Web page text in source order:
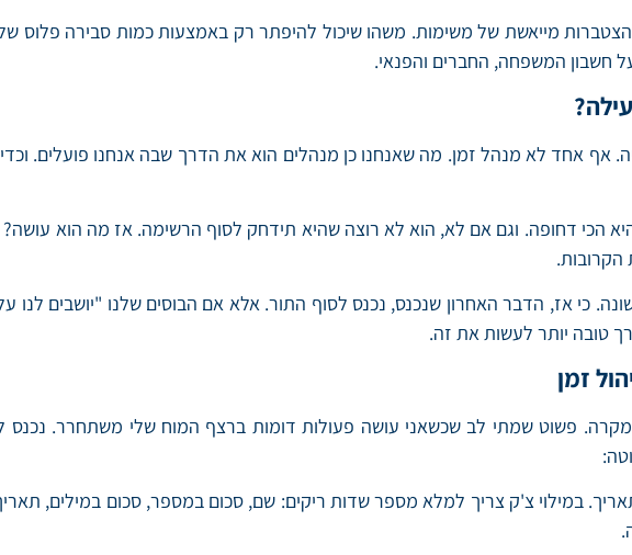
מייאשת של משימות. משהו שיכול להיפתר רק באמצעות כמות סבירה פלוס
חשבון המשפחה, החברים והפנאי.
אף אחד לא מנהל זמן. מה שאנחנו כן מנהלים הוא את הדרך שבה אנחנו פועלים.
הכי דחופה. וגם אם לא, הוא לא רוצה שהיא תידחק לסוף הרשימה. אז מה הוא
כי אז, הדבר האחרון שנכנס, נכנס לסוף התור. אלא אם הבוסים שלנו "יושבים
טובה יותר לעשות את זה.
זמן
פשוט שמתי לב שכשאני עושה פעולות דומות ברצף המוח שלי משתחרר. נכנס
צ'קים זהים למעט התאריך. במילוי צ'ק צריך למלא מספר שדות ריקים: שם, סכום במספר, סכום